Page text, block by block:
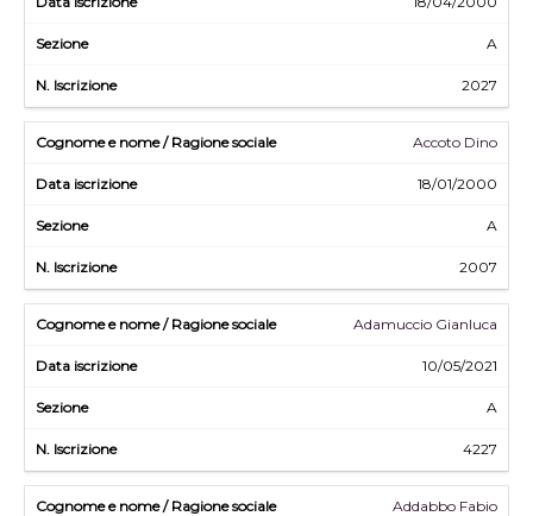
A
2027
Accoto Dino
18/01/2000
A
2007
Adamuccio Gianluca
10/05/2021
A
4227
Addabbo Fabio